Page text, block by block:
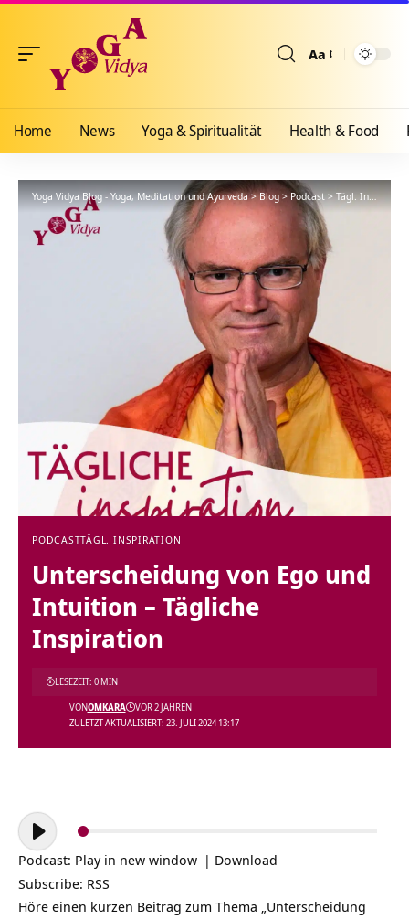
Aa
Home News Yoga & Spiritualität Health & Food
Yoga Vidya Blog - Yoga, Meditation und Ayurveda>Blog>Podcast>Tägl. Inspiration
PODCASTTÄGL. INSPIRATION
Unterscheidung von Ego und
Intuition – Tägliche
Inspiration
ZULETZT AKTUALISIERT: 23. JULI 2024 13:17
VONOMKARA VOR 2 JAHREN
LESEZEIT: 0 MIN
Audio-
Player
Podcast: Play in new window | Download
Subscribe: RSS
Höre einen kurzen Beitrag zum Thema „Unterscheidung